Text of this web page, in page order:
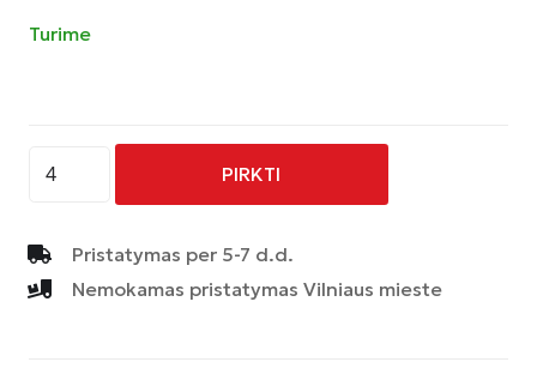
Turime
kiekis:
C22
Racing
Silver
PIRKTI
Pristatymas per 5-7 d.d.
Nemokamas pristatymas Vilniaus mieste